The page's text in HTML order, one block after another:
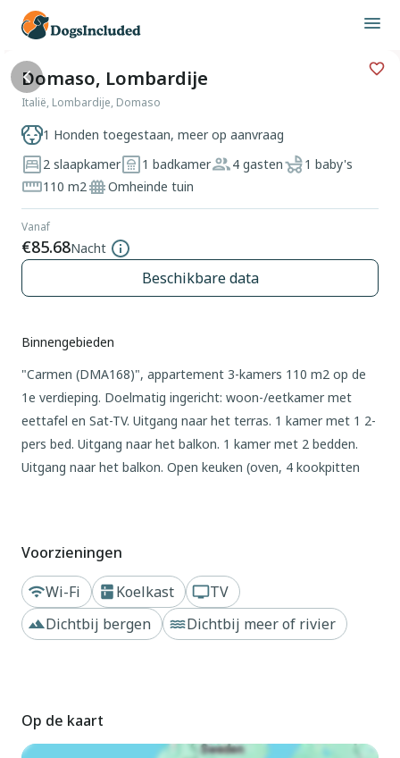
Domaso, Lombardije
Italië, Lombardije, Domaso
1 Honden toegestaan, meer op aanvraag
2 slaapkamer
1 badkamer 4 gasten
1 baby's
110 m2
Omheinde tuin
Vanaf
€85.68Nacht
Beschikbare data
Binnengebieden
"Carmen (DMA168)", appartement 3-kamers 110 m2 op de
1e verdieping. Doelmatig ingericht: woon-/eetkamer met
eettafel en Sat-TV. Uitgang naar het terras. 1 kamer met 1 2-
pers bed. Uitgang naar het balkon. 1 kamer met 2 bedden.
Uitgang naar het balkon. Open keuken (oven, 4 kookpitten
Terrasmeubelen. Mooi uitzicht op het meer en Monte
Legnone (2609 m). Ter beschikking: kinderstoel, kinderbed.
Internet (WiFi, gratis). Parkeerplaats bij het huis. Niet rokers
woning. Maximaal 1 huisdier/hond toegestaan. Privé ingang.
Huis met 2 woningen "Carmen", van 3 verdiepingen. 1.2 km
van het centrum van Domaso, aan de rand van de plaats, 50
Voorzieningen
Wi-Fi
Koelkast
TV
Dichtbij bergen
Dichtbij meer of rivier
Op de kaart